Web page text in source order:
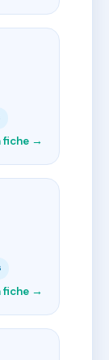
fiche →
fiche →